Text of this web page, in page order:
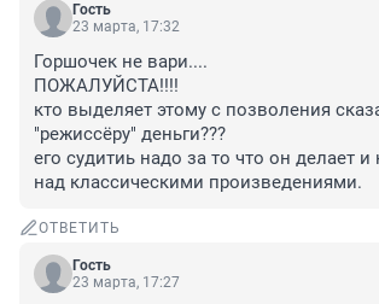
Гость
23 марта, 17:32
Горшочек не вари....
ПОЖАЛУЙСТА!!!!
кто выделяет этому с позволения
"режиссёру" деньги???
его судитиь надо за то что он делает и
над классическими произведениями.
ОТВЕТИТЬ
Гость
23 марта, 17:27